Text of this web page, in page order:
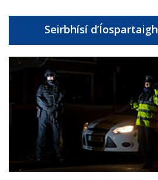
Seirbhísí d’Íospartaigh